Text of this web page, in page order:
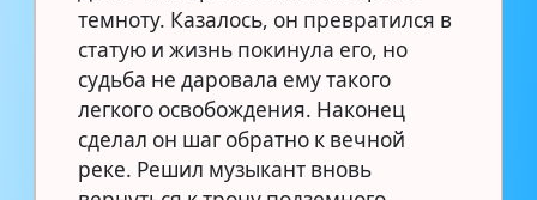
темноту. Казалось, он превратился в
статую и жизнь покинула его, но
судьба не даровала ему такого
легкого освобождения. Наконец
сделал он шаг обратно к вечной
реке. Решил музыкант вновь